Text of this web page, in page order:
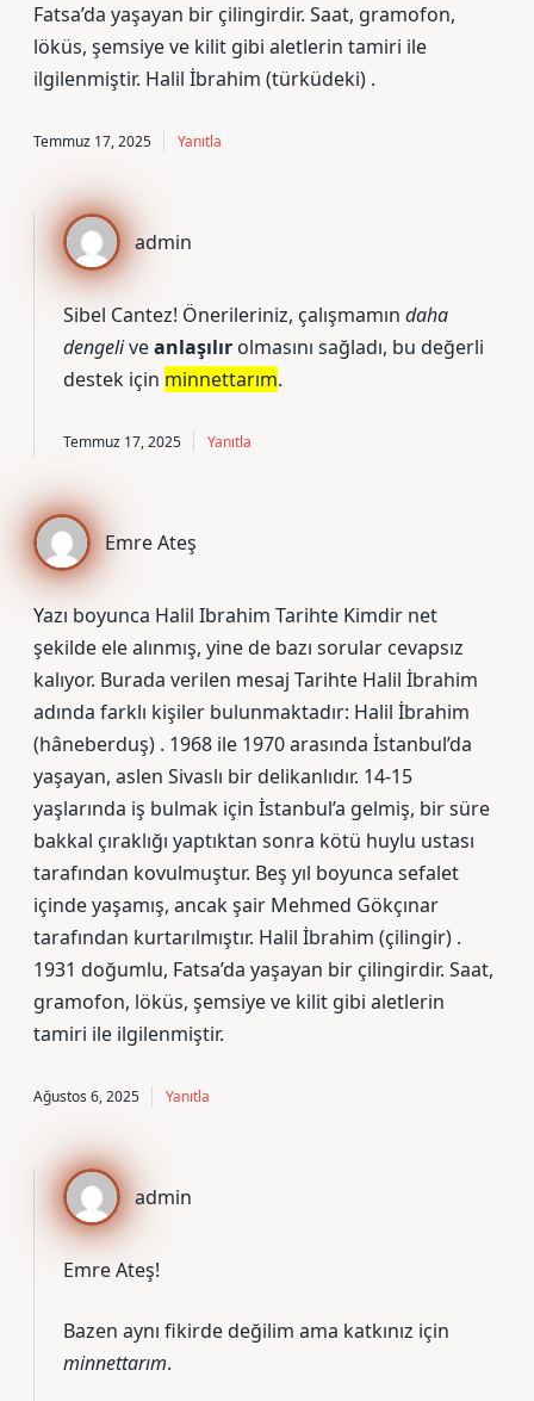
Fatsa’da yaşayan bir çilingirdir. Saat, gramofon,
löküs, şemsiye ve kilit gibi aletlerin tamiri ile
ilgilenmiştir. Halil İbrahim (türküdeki) .
Temmuz 17, 2025 Yanıtla
admin
Sibel Cantez! Önerileriniz, çalışmamın daha
dengeliveanlaşılır olmasını sağladı, bu değerli
destek için minnettarım.
Temmuz 17, 2025 Yanıtla
Emre Ateş
Yazı boyunca Halil Ibrahim Tarihte Kimdir net
şekilde ele alınmış, yine de bazı sorular cevapsız
kalıyor. Burada verilen mesaj Tarihte Halil İbrahim
adında farklı kişiler bulunmaktadır: Halil İbrahim
(hâneberduş) . 1968 ile 1970 arasında İstanbul’da
yaşayan, aslen Sivaslı bir delikanlıdır. 14-15
yaşlarında iş bulmak için İstanbul’a gelmiş, bir süre
bakkal çıraklığı yaptıktan sonra kötü huylu ustası
tarafından kovulmuştur. Beş yıl boyunca sefalet
içinde yaşamış, ancak şair Mehmed Gökçınar
tarafından kurtarılmıştır. Halil İbrahim (çilingir) .
1931 doğumlu, Fatsa’da yaşayan bir çilingirdir. Saat,
gramofon, löküs, şemsiye ve kilit gibi aletlerin
tamiri ile ilgilenmiştir.
Ağustos 6, 2025 Yanıtla
admin
Emre Ateş!
Bazen aynı fikirde değilim ama katkınız için
minnettarım.